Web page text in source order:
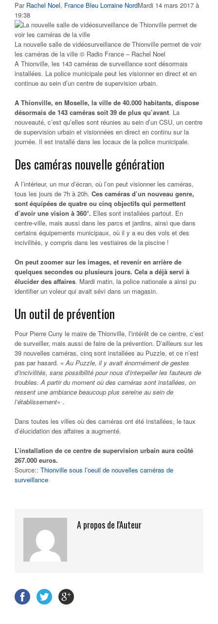
Par Rachel Noel, France Bleu Lorraine NordMardi 14 mars 2017 à
19:38
La nouvelle salle de vidéosurveillance de Thionville permet de voir
les caméras de la ville © Radio France – Rachel Noel
A Thionville, les 143 caméras de surveillance sont désormais
installées. La police municipale peut les visionner en direct et en
continue au sein d’un centre de supervision urbain.
A Thionville, en Moselle, la ville de 40.000 habitants, dispose
désormais de 143 caméras soit 39 de plus qu’avant. La
nouveauté, c’est qu’elles sont réunies au sein d’un CSU, un centre
de supervision urbain et visionnées en direct en continu sur la
journée. Il est installé dans les locaux de la police municipale.
Des caméras nouvelle génération
A l’intérieur, un mur d’écran, où l’on peut visionner les caméras,
tous les jours de 7h à 20h. Ces caméras d’un nouveau genre,
sont équipées de quatre ou cinq objectifs qui permettent
d’avoir une vision à 360°. Elles sont installées partout. En
centre-ville, mais aussi dans les parcs et jardins, ainsi que dans
certains équipements municipaux, où il y a eu des vols et des
incivilités, y compris dans les vestiaires de la piscine !
On peut zoomer sur les images, et revenir en arrière de
quelques secondes ou plusieurs jours. Cela a déjà servi à
élucider des affaires. Mardi matin, la police nationale a ainsi pu
identifier un voleur qui avait sévi dans un magasin.
Un outil de prévention
Pour Pierre Cuny le maire de Thionville, l’intérêt de ce centre, c’est
de surveiller, mais aussi de faire de la prévention. D’ailleurs sur les
39 nouvelles caméras, cinq sont installées au Puzzle, et ce n’est
pas par hasard. «Au Puzzle, il y avait énormément de gestes
d’incivilités, sans possibilité pour nous d’interpeller les fauteurs de
troubles. A partir du moment où des caméras sont installées, on
ressent une ambiance beaucoup plus sereine au sein de
l’établissement« .
Dans toutes les villes où des caméras ont été installées, le taux
d’élucidation des affaires a augmenté.
L’installation de ce centre de supervision urbain aura coûté
267.000 euros.
Source:: Thionville sous l’oeuil de nouvelles caméras de
surveillance
A propos de l'Auteur